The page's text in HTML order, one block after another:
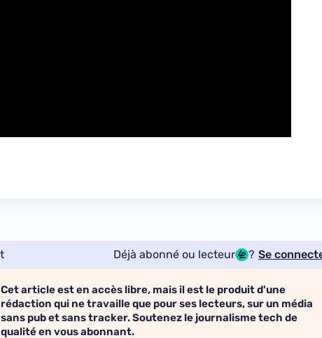
Déjà abonné ou lecteur ? Se
Cet article est en accès libre, mais il est le produit d'une
rédaction qui ne travaille que pour ses lecteurs, sur un média
sans pub et sans tracker. Soutenez le journalisme tech de
qualité en vous abonnant.